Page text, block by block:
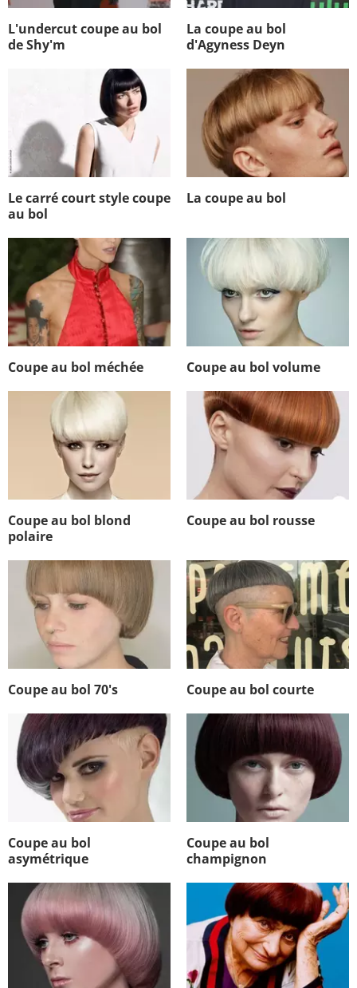
L'undercut coupe au bol
de Shy'm
La coupe au bol
d'Agyness Deyn
Le carré court style coupe
au bol
La coupe au bol
Coupe au bol méchée Coupe au bol volume
Coupe au bol blond
polaire
Coupe au bol rousse
Coupe au bol 70's Coupe au bol courte
Coupe au bol
asymétrique
Coupe au bol
champignon